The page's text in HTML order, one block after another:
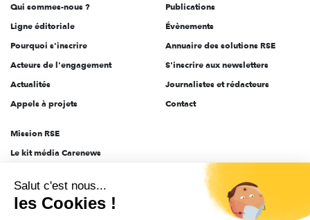
Qui sommes-nous ?
Ligne éditoriale
Pourquoi s'inscrire
Acteurs de l'engagement
Actualités
Appels à projets
Publications
Évènements
Annuaire des solutions RSE
S'inscrire aux newsletters
Journalistes et rédacteurs
Contact
Mission RSE
Le kit média Carenews
AEF info
Novethic
Salut c'est nous...
les Cookies !